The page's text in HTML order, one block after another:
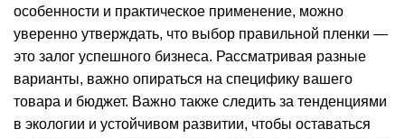
особенности и практическое применение, можно
уверенно утверждать, что выбор правильной пленки —
это залог успешного бизнеса. Рассматривая разные
варианты, важно опираться на специфику вашего
товара и бюджет. Важно также следить за тенденциями
в экологии и устойчивом развитии, чтобы оставаться